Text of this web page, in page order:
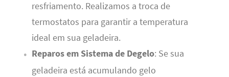
resfriamento. Realizamos a troca de
termostatos para garantir a temperatura
ideal em sua geladeira.
Reparos em Sistema de Degelo: Se sua
geladeira está acumulando gelo